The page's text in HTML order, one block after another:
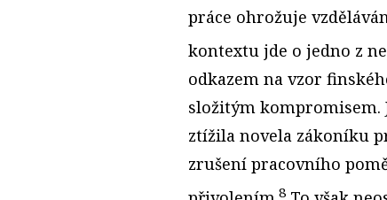
práce ohrožuje
kontextu jde o jedno z
odkazem na vzor
složitým kompromisem.
ztížila novela zákoníku
zrušení pracovního
8